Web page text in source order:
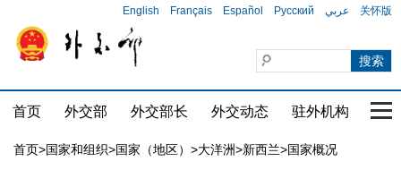
English Français Español Русский عربي 关怀版
首页 外交部 外交部长 外交动态 驻外机构 国
首页>国家和组织>国家（地区） >大洋洲>新西兰>国家概况